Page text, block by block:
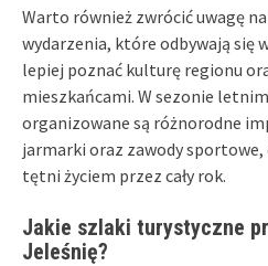
Warto również zwrócić uwagę
wydarzenia, które odbywają się
lepiej poznać kulturę regionu
mieszkańcami. W sezonie
organizowane są różnorodne
jarmarki oraz zawody sportowe,
tętni życiem przez cały rok.
Jakie szlaki turystyczne
Jeleśnię?